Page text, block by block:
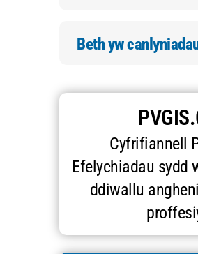
Beth yw
Cyfrifiannell
Efelychiadau sydd
ddiwallu